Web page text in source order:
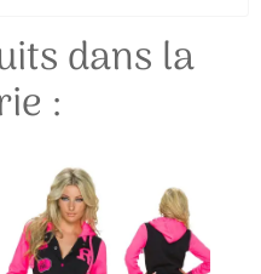
dans la
: